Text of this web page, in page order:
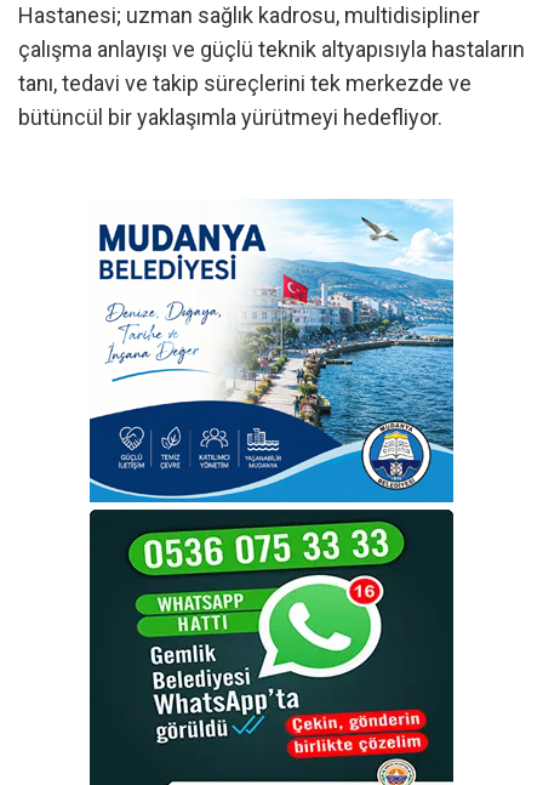
Hastanesi; uzman sağlık kadrosu, multidisipliner
çalışma anlayışı ve güçlü teknik altyapısıyla hastaların
tanı, tedavi ve takip süreçlerini tek merkezde ve
bütüncül bir yaklaşımla yürütmeyi hedefliyor.